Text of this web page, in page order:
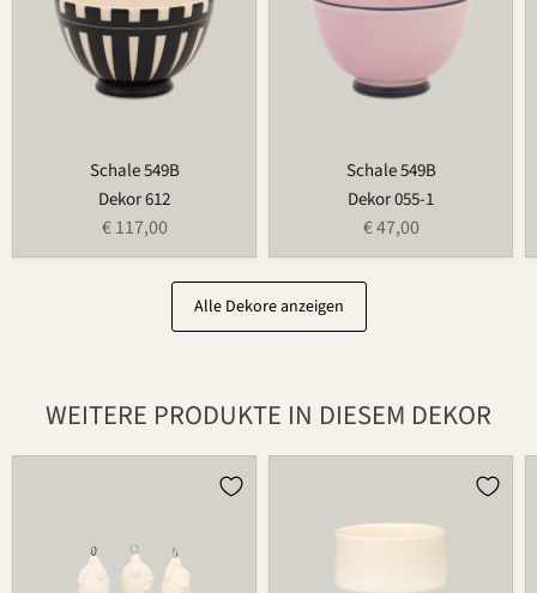
Schale 549B
Dekor 612
€ 117,00
Schale 549B
Dekor 055-1
€ 47,00
Alle Dekore anzeigen
WEITERE PRODUKTE IN DIESEM DEKOR